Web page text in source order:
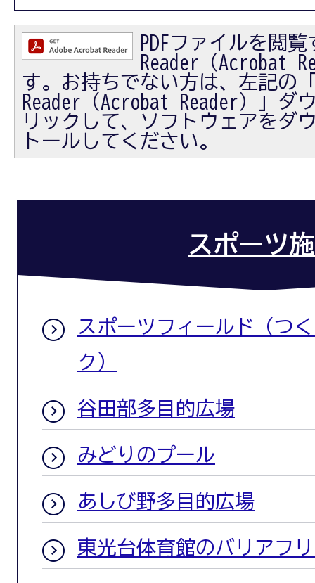
PDFファイルを閲
Reader（Acrobat
す。お持ちでない方は、左記の
Reader（Acrobat Reader）」ダ
リックして、ソフトウェアをダ
トールしてください。
スポーツ
スポーツフィールド（つ
ク）
谷田部多目的広場
みどりのプール
あしび野多目的広場
東光台体育館のバリアフ